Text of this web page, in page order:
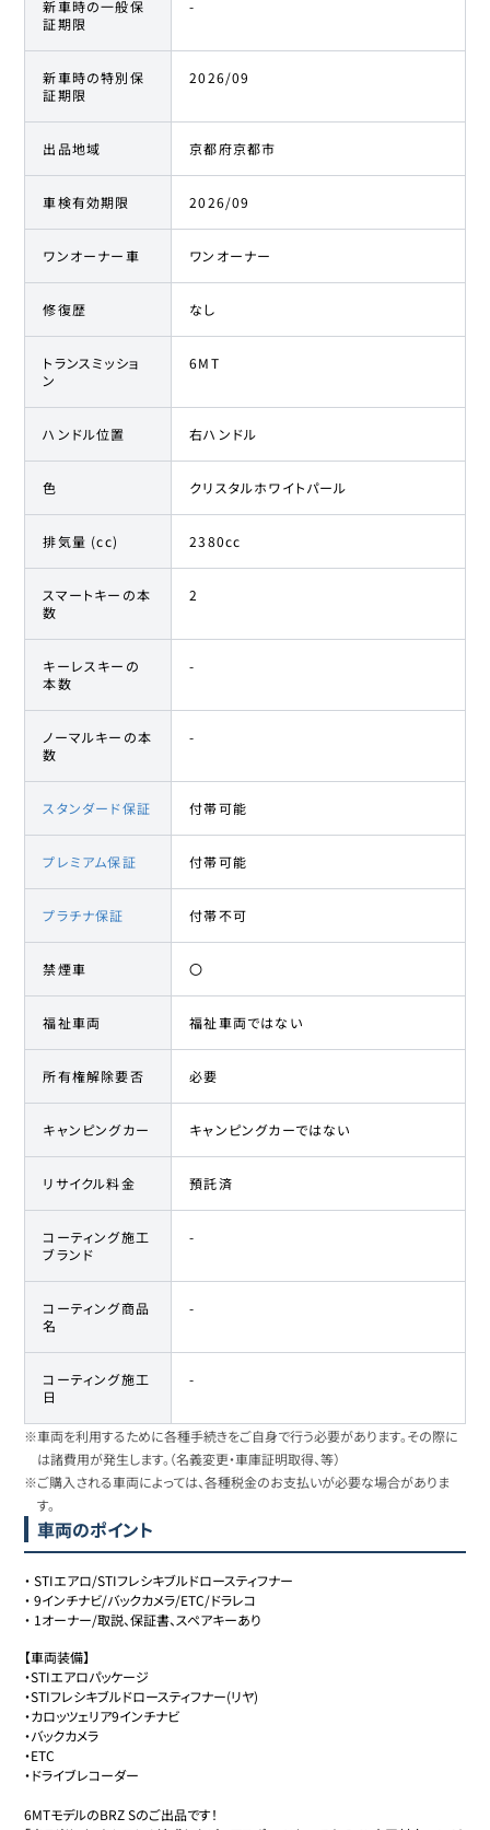
新車時の一般保
証期限
-
新車時の特別保
証期限
2026/09
出品地域 京都府京都市
車検有効期限 2026/09
ワンオーナー車 ワンオーナー
修復歴 なし
トランスミッショ
ン
6MT
ハンドル位置 右ハンドル
色 クリスタルホワイトパール
排気量 (cc) 2380cc
スマートキーの本
数
2
キーレスキーの
本数
-
ノーマルキーの本
数
-
スタンダード保証 付帯可能
プレミアム保証 付帯可能
プラチナ保証 付帯不可
禁煙車 〇
福祉車両 福祉車両ではない
所有権解除要否 必要
キャンピングカー キャンピングカーではない
リサイクル料金 預託済
コーティング施工
ブランド
-
コーティング商品
名
-
コーティング施工
日
-
※車両を利用するために各種手続きをご自身で行う必要があります。その際に
は諸費用が発生します。（名義変更・車庫証明取得、等）
※ご購入される車両によっては、各種税金のお支払いが必要な場合がありま
す。
車両のポイント
・STIエアロ/STIフレシキブルドロースティフナー
・9インチナビ/バックカメラ/ETC/ドラレコ
・ 1オーナー/取説、保証書、スペアキーあり
【車両装備】
・STIエアロパッケージ
・STIフレシキブルドロースティフナー(リヤ)
・カロッツェリア9インチナビ
・バックカメラ
・ETC
・ドライブレコーダー
6MTモデルのBRZ Sのご出品です！